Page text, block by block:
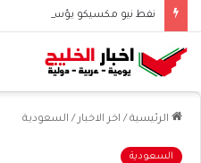
نفط نيو مكسيكو يؤسس صندوق 75 مليار دولار ويشعل جدل الإنفاق
الرئيسية / اخر الاخبار / السعودية
السعودية